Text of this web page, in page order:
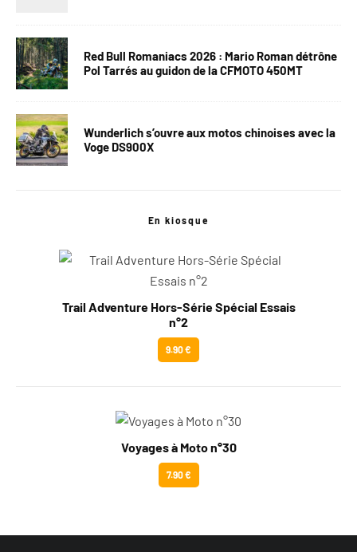
Red Bull Romaniacs 2026 : Mario Roman détrône
Pol Tarrés au guidon de la CFMOTO 450MT
Wunderlich s’ouvre aux motos chinoises avec la
Voge DS900X
En kiosque
Trail Adventure Hors-Série Spécial Essais
n°2
9.90 €
Voyages à Moto n°30
7.90 €